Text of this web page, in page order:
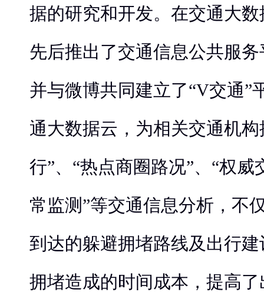
据的研究和开发。在交通大
先后推出了交通信息公共服
并与微博共同建立了“V交通”
通大数据云，为相关交通机
行”、“热点商圈路况”、“权威
常监测”等交通信息分析，不
到达的躲避拥堵路线及出行
拥堵造成的时间成本，提高